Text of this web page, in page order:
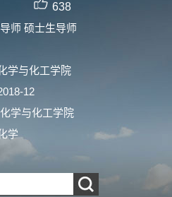
638
师 硕士生导师
学与化工学院
12
学与化工学院
学